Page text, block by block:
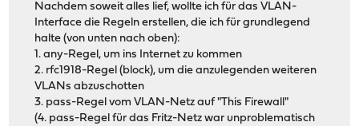
Nachdem soweit alles lief, wollte ich für das VLAN-
Interface die Regeln erstellen, die ich für grundlegend
halte (von unten nach oben):
1. any-Regel, um ins Internet zu kommen
2. rfc1918-Regel (block), um die anzulegenden weiteren
VLANs abzuschotten
3. pass-Regel vom VLAN-Netz auf "This Firewall"
(4. pass-Regel für das Fritz-Netz war unproblematisch